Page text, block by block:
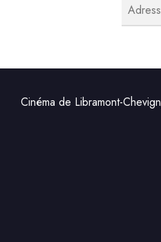
Cinéma de Libramont-